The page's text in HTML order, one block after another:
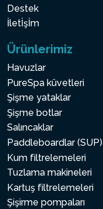
Destek
İletİşİm
Ürünlerimiz
Havuzlar
PureSpa küvetleri
Şişme yataklar
Şişme botlar
Salıncaklar
Paddleboardlar (SUP)
Kum filtrelemeleri
Tuzlama makineleri
Kartuş filtrelemeleri
Şişirme pompaları